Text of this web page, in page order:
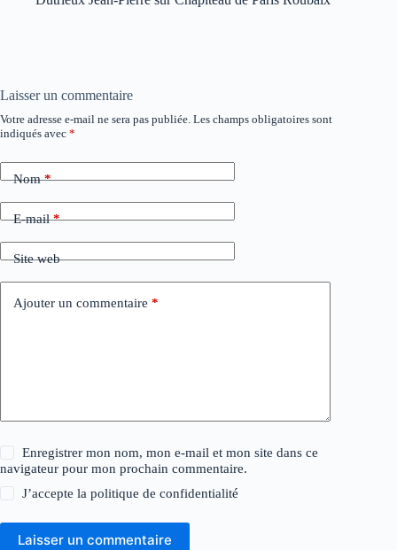
Laisser un commentaire
Votre adresse e-mail ne sera pas publiée. Les champs obligatoires sont
indiqués avec *
Nom*
E-mail*
Site web
Ajouter un commentaire *
Enregistrer mon nom, mon e-mail et mon site dans ce
navigateur pour mon prochain commentaire.
J’accepte lapolitique de confidentialité
Laisser un commentaire